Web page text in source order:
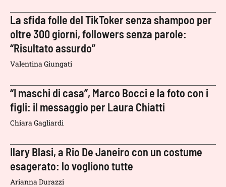
La sfida folle del TikToker senza shampoo per
oltre 300 giorni, followers senza parole:
“Risultato assurdo”
Valentina Giungati
“I maschi di casa”, Marco Bocci e la foto con i
figli: il messaggio per Laura Chiatti
Chiara Gagliardi
Ilary Blasi, a Rio De Janeiro con un costume
esagerato: lo vogliono tutte
Arianna Durazzi